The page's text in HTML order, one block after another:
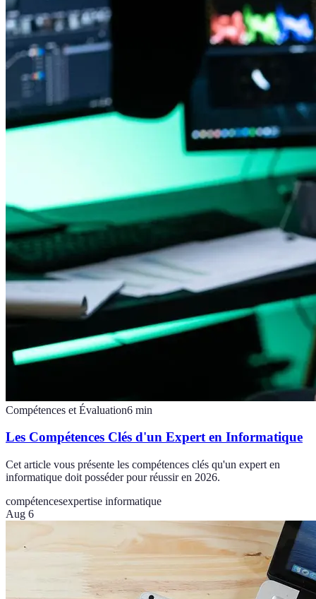
Compétences et Évaluation6 min
Les Compétences Clés d'un Expert en Informatique
Cet article vous présente les compétences clés qu'un expert en
informatique doit posséder pour réussir en 2026.
compétencesexpertise informatique
Aug 6